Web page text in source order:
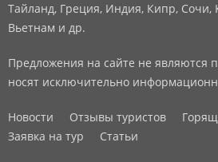
Тайланд, Греция, Индия, Кипр,
Вьетнам и др.
Предложения на сайте не являются
носят исключительно
Новости Отзывы туристов
Заявка на тур
Статьи